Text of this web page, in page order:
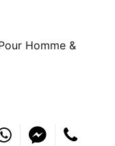
Homme &